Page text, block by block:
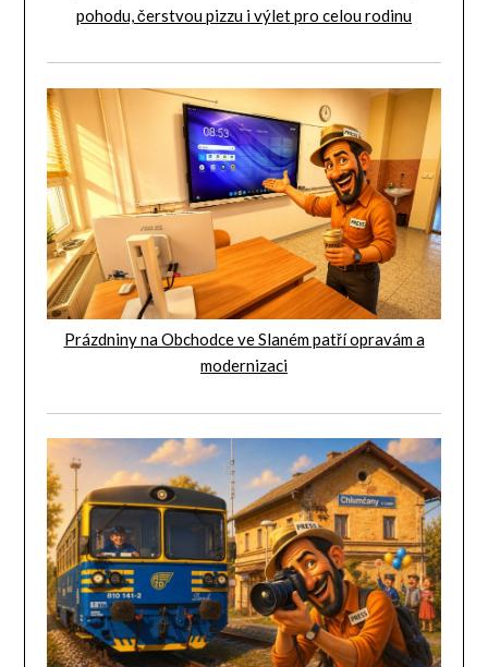
pohodu, čerstvou pizzu i výlet pro celou rodinu
Prázdniny na Obchodce ve Slaném patří opravám a
modernizaci